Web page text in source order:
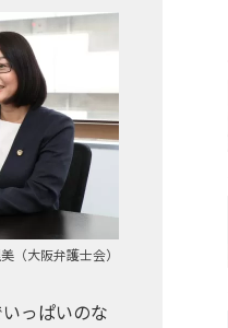
（大阪弁護士会）
っぱいのな